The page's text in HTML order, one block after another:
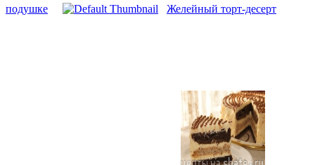
подушке Желейный торт-десерт